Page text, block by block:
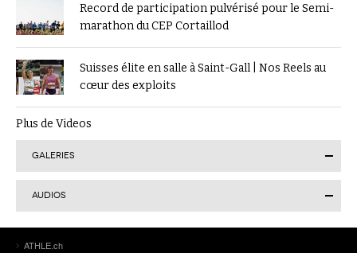
Record de participation pulvérisé pour le Semi-
marathon du CEP Cortaillod
Suisses élite en salle à Saint-Gall | Nos Reels au
cœur des exploits
Plus de Videos
GALERIES
AUDIOS
ATHLE.ch